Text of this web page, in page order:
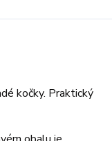
kočky. Praktický